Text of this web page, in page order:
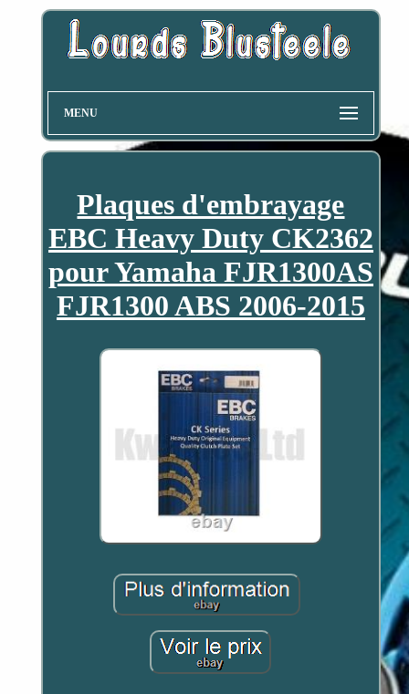
MENU
Plaques d'embrayage
EBC Heavy Duty CK2362
pour Yamaha FJR1300AS
FJR1300 ABS 2006-2015